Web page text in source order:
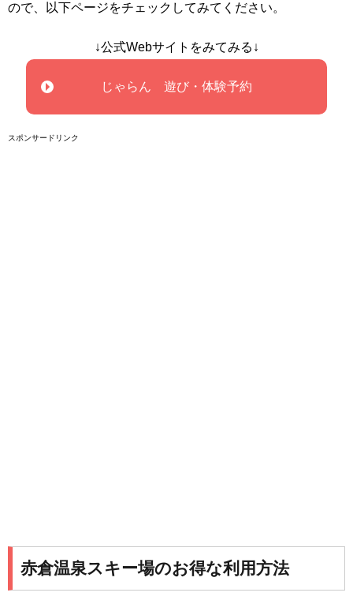
ので、以下ページをチェックしてみてください。
↓公式Webサイトをみてみる↓
じゃらん 遊び・体験予約
スポンサードリンク
赤倉温泉スキー場のお得な利用方法